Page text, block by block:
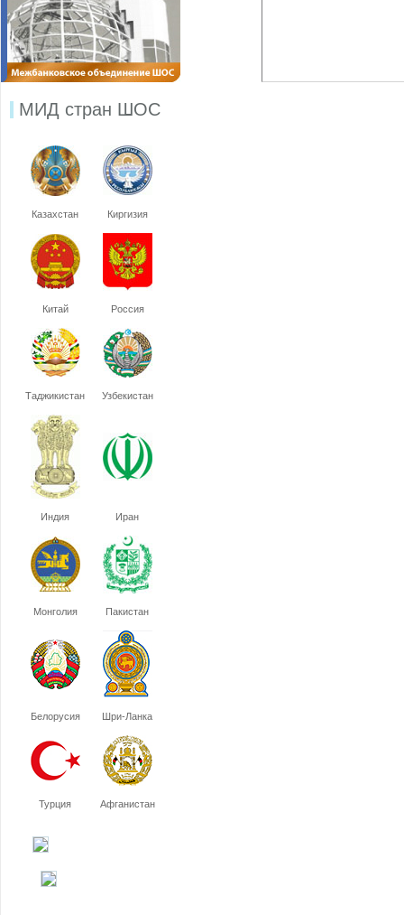
МИД стран ШОС
Казахстан Киргизия
Китай Россия
Таджикистан Узбекистан
Индия Иран
Монголия Пакистан
Белорусия Шри-Ланка
Турция Афганистан